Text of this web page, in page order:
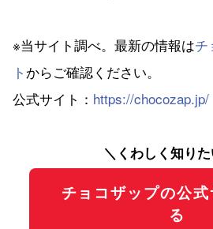
※当サイト調べ。最新の情報はチ
ト からご確認ください。
公式サイト： https://chocozap.jp/
＼くわしく知り
チョコザップの公
る